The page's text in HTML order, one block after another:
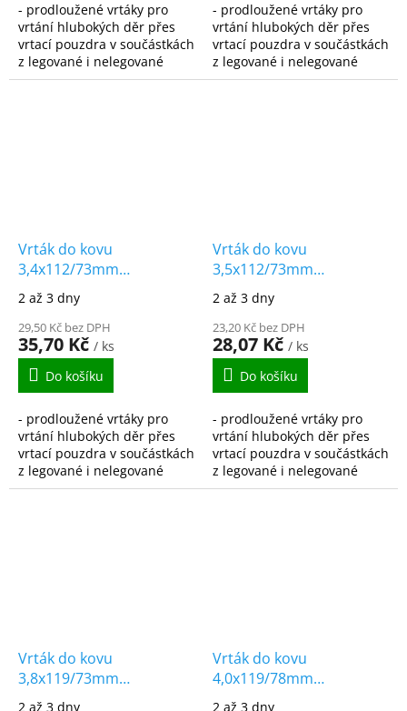
- prodloužené vrtáky pro
vrtání hlubokých děr přes
vrtací pouzdra v součástkách
z legované i nelegované
oceli, ocelolitiny do pevnosti
- prodloužené vrtáky pro
vrtání hlubokých děr přes
vrtací pouzdra v součástkách
z legované i nelegované
oceli, ocelolitiny do pevnosti
Vrták do kovu
3,4x112/73mm
vybrušovaný
prodloužený HSS-G
DIN340
2 až 3 dny
29,50 Kč bez DPH
35,70 Kč / ks
Do košíku
- prodloužené vrtáky pro
vrtání hlubokých děr přes
vrtací pouzdra v součástkách
z legované i nelegované
oceli, ocelolitiny do pevnosti
Vrták do kovu
3,5x112/73mm
vybrušovaný
prodloužený HSS-G
DIN340
2 až 3 dny
23,20 Kč bez DPH
28,07 Kč / ks
Do košíku
- prodloužené vrtáky pro
vrtání hlubokých děr přes
vrtací pouzdra v součástkách
z legované i nelegované
oceli, ocelolitiny do pevnosti
Vrták do kovu
3,8x119/73mm
vybrušovaný
2 až 3 dny
Vrták do kovu
4,0x119/78mm
vybrušovaný
2 až 3 dny